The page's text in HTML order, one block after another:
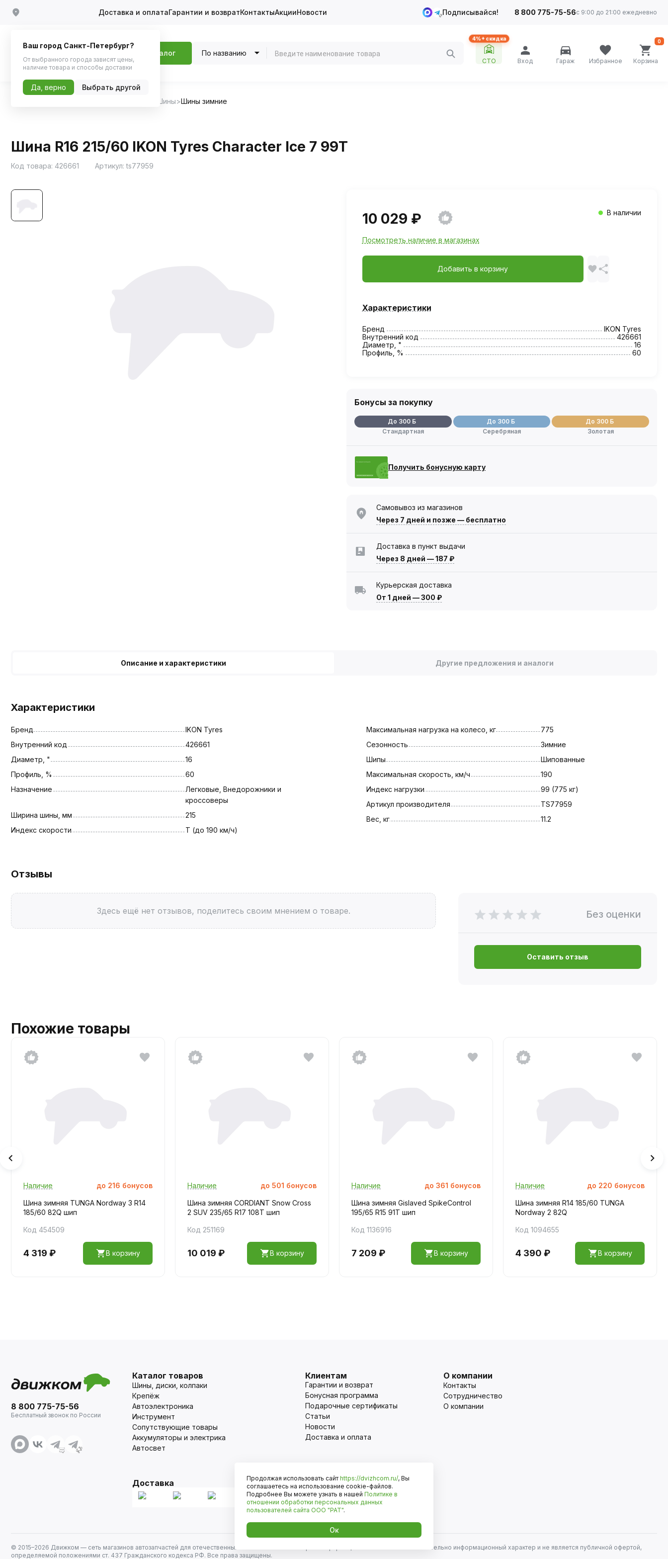
Доставка и оплатаГарантии и возвратКонтактыАкцииНовости Подписывайся! 8 800 775-75-56с 9:00 до 21:00 ежедневно
Каталог По названию
4%+ скидка
СТО Вход Гараж Избранное Корзина
0
Шины Шины зимние
Шина R16 215/60 IKON Tyres Character Ice 7 99T
Код товара: 426661 Артикул:ts77959
10 029 ₽ В наличии
Посмотреть наличие в магазинах
Добавить в корзину
Характеристики
Бренд
IKON Tyres
Внутренний код
426661
Диаметр, "
16
Профиль, %
60
Бонусы за покупку
До 300 Б
Стандартная
До 300 Б
Серебряная
До 300 Б
Золотая
Получить бонусную карту
Самовывоз из магазинов
Через 7 дней и позже — бесплатно
Доставка в пункт выдачи
Через 8 дней —187 ₽
Курьерская доставка
От 1 дней —300 ₽
Описание и характеристики Другие предложения и аналоги
Характеристики
Бренд
IKON Tyres
Внутренний код
426661
Диаметр, "
16
Профиль, %
60
Назначение
Легковые, Внедорожники и
кроссоверы
Ширина шины, мм
215
Индекс скорости
T (до 190 км/ч)
Максимальная нагрузка на колесо, кг
775
Сезонность
Зимние
Шипы
Шипованные
Максимальная скорость, км/ч
190
Индекс нагрузки
99 (775 кг)
Артикул производителя
TS77959
Вес, кг
11.2
Отзывы
Здесь ещё нет отзывов, поделитесь своим мнением о товаре. Без оценки
Оставить отзыв
Похожие товары
Наличие до 216 бонусов
Шина зимняя TUNGA Nordway 3 R14
185/60 82Q шип
Код 454509
4 319 ₽ В корзину
Наличие до 501 бонусов
Шина зимняя CORDIANT Snow Cross
2 SUV 235/65 R17 108T шип
Код 251169
10 019 ₽ В корзину
Наличие до 361 бонусов
Шина зимняя Gislaved SpikeControl
195/65 R15 91T шип
Код 1136916
7 209 ₽ В корзину
Наличие до 220 бонусов
Шина зимняя R14 185/60 TUNGA
Nordway 2 82Q
Код 1094655
4 390 ₽ В корзину
8 800 775-75-56
Бесплатный звонок по России
Каталог товаров
Шины, диски, колпаки
Крепёж
Автоэлектроника
Инструмент
Сопутствующие товары
Аккумуляторы и электрика
Автосвет
Клиентам
Гарантии и возврат
Бонусная программа
Подарочные сертификаты
Статьи
Новости
Доставка и оплата
О компании
Контакты
Сотрудничество
О компании
Доставка Оплата
© 2015–2026 Движком — сеть магазинов автозапчастей для отечественных автомобилей и иномарок. Информация на сайте носит исключительно информационный характер и не является публичной офертой,
определяемой положениями ст. 437 Гражданского кодекса РФ. Все права защищены.
Ваш город Санкт-Петербург?
От выбранного города зависят цены,
наличие товара и способы доставки
Да, верно Выбрать другой
Продолжая использовать сайт https://dvizhcom.ru/, Вы
соглашаетесь на использование cookie-файлов.
Подробнее Вы можете узнать в нашей Политике в
отношении обработки персональных данных
пользователей сайта ООО "РАТ".
Ок